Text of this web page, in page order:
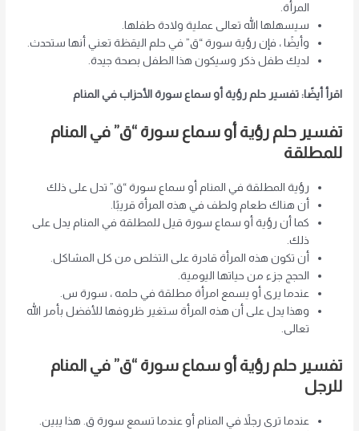
المرأة.
سيسهلها الله تعالى عملية ولادة طفلها.
وأيضًا ، فإن رؤية سورة “ق” في حلم اليقظة تعني أنها ستحدث.
لديك طفل ذكر وسيكون هذا الطفل بصحة جيدة.
اقرأ أيضًا: تفسير حلم رؤية أو سماع سورة الأحزاب في المنام
تفسير حلم رؤية أو سماع سورة “ق” في المنام
للمطلقة
رؤية المطلقة في المنام أو سماع سورة “ق” تدل على ذلك
أن هناك طعام ولطف في هذه المرأة قريبًا.
كما أن رؤية أو سماع سورة قيل للمطلقة في المنام يدل على
ذلك.
أن تكون هذه المرأة قادرة على التخلص من كل المشاكل.
الحجج جزء من حياتها اليومية.
عندما يرى أو يسمع امرأة مطلقة في حلمه ، سورة س.
وهذا يدل على أن هذه المرأة ستغير ظروفها للأفضل بأمر الله
تعالى.
تفسير حلم رؤية أو سماع سورة “ق” في المنام
للرجل
عندما ترى رجلاً في المنام أو عندما تسمع سورة ق. هذا يبين.